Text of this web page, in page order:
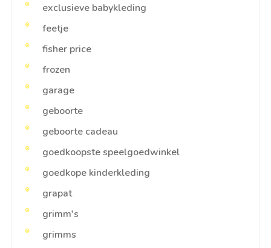
exclusieve babykleding
feetje
fisher price
frozen
garage
geboorte
geboorte cadeau
goedkoopste speelgoedwinkel
goedkope kinderkleding
grapat
grimm's
grimms